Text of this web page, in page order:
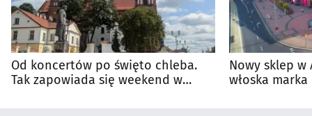
Od koncertów po święto chleba.
Tak zapowiada się weekend w
Nowy sklep w
włoska